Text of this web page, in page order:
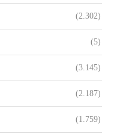
(2.302)
(5)
(3.145)
(2.187)
(1.759)